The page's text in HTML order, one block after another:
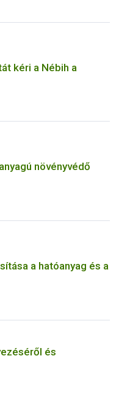
kéri a Nébih a
növényvédő
a hatóanyag és a
és